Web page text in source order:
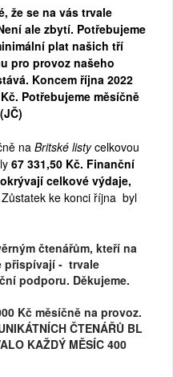
že se na vás trvale
ale zbytí. Potřebujeme
plat našich tří
pro provoz našeho
Koncem října 2022
Potřebujeme měsíčně
na Britské listycelkovou
67 331,50 Kč. Finanční
celkové výdaje,
Zůstatek ke konci října byl
čtenářům, kteří na
přispívají - trvale
podporu. Děkujeme.
Kč měsíčně na provoz.
ČTENÁŘŮ BL
KAŽDÝ MĚSÍC 400